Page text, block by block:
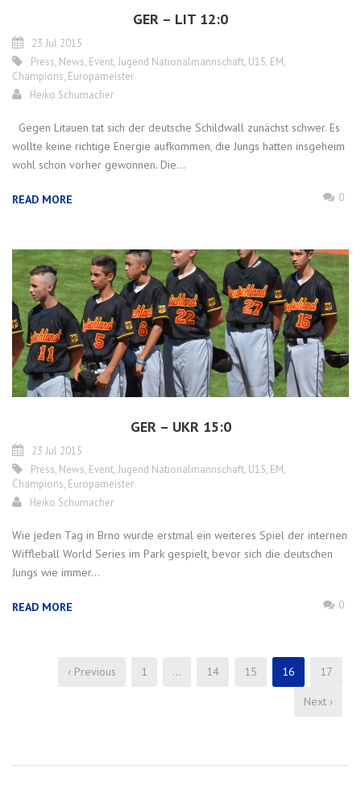
GER – LIT 12:0
23 Jul 2015
Press, News, Event,Jugend Nationalmannschaft, U15, EM,
Champions, Europameister
Heiko Schumacher
Gegen Litauen tat sich der deutsche Schildwall zunächst schwer. Es
wollte keine richtige Energie aufkommen, die Jungs hatten insgeheim
wohl schon vorher gewonnen. Die...
READ MORE 0
GER – UKR 15:0
23 Jul 2015
Press, News, Event,Jugend Nationalmannschaft, U15, EM,
Champions, Europameister
Heiko Schumacher
Wie jeden Tag in Brno wurde erstmal ein weiteres Spiel der internen
Wiffleball World Series im Park gespielt, bevor sich die deutschen
Jungs wie immer...
READ MORE 0
‹ Previous 1 … 14 15 16 17
Next ›